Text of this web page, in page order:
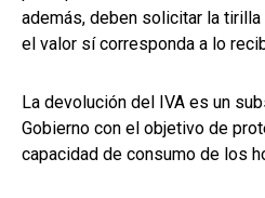
además, deben solicitar la
el valor sí corresponda a lo
La devolución del IVA es un
Gobierno con el objetivo de
capacidad de consumo de los